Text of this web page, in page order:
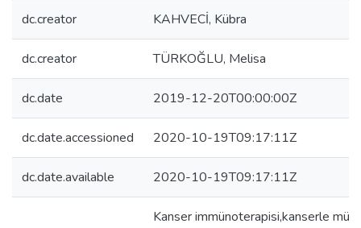
dc.creator KAHVECİ, Kübra
dc.creator TÜRKOĞLU, Melisa
dc.date 2019-12-20T00:00:00Z
dc.date.accessioned 2020-10-19T09:17:11Z
dc.date.available 2020-10-19T09:17:11Z
Kanser immünoterapisi,kanserle